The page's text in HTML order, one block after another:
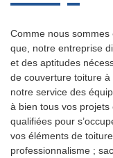
Comme nous
que, notre entreprise
et des aptitudes
de couverture toiture
notre service des
à bien tous vos
qualifiées pour
vos éléments de
professionnalisme ;